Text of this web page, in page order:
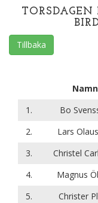
Tillbaka
Namn
1.
Bo
2.
Lars
3.
Christel
4.
Magnus
5.
Christer